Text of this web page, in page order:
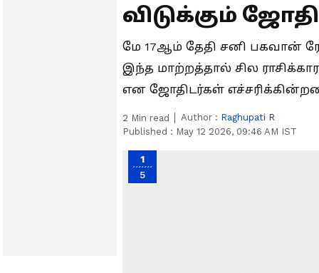
விடுக்கும்
மே 17ஆம் தேதி சனி பகவான்
இந்த மாற்றத்தால் சில
என ஜோதிடர்கள்
2 Min read Author : Raghupati R
Published : May 12 2026, 09:46 AM IST
1
5